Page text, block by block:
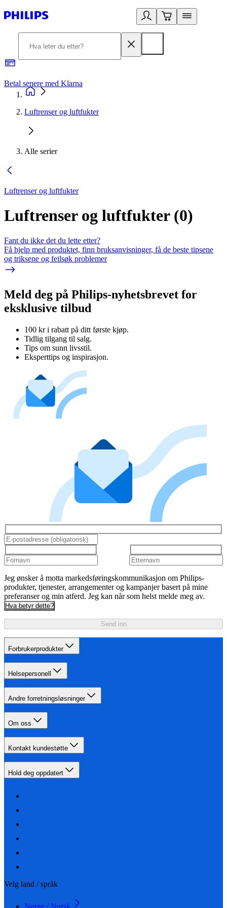
Betal senere med Klarna
Luftrenser og luftfukter
Alle serier
Luftrenser og luftfukter
Luftrenser og luftfukter(0)
Fant du ikke det du lette etter?
Få hjelp med produktet, finn bruksanvisninger, få de beste tipsene
og triksene og feilsøk problemer
Meld deg på Philips-nyhetsbrevet for
eksklusive tilbud
100 kr i rabatt på ditt første kjøp.
Tidlig tilgang til salg.
Tips om sunn livsstil.
Eksperttips og inspirasjon.
Jeg ønsker å motta markedsføringskommunikasjon om Philips-
produkter, tjenester, arrangementer og kampanjer basert på mine
preferanser og min atferd. Jeg kan når som helst melde meg av.
Hva betyr dette?
Send inn
Forbrukerprodukter
Helsepersonell
Andre forretningsløsninger
Om oss
Kontakt kundestøtte
Hold deg oppdatert
Velg land / språk
Norge / Norsk